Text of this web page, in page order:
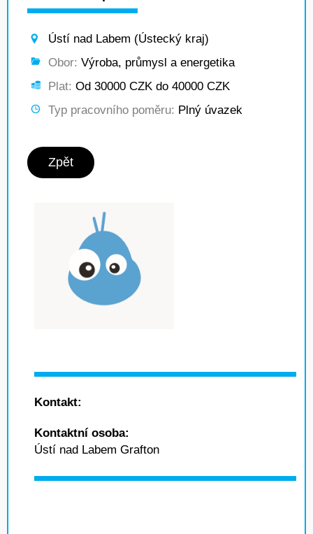
Ústí nad Labem (Ústecký kraj)
Obor: Výroba, průmysl a energetika
Plat: Od 30000 CZK do 40000 CZK
Typ pracovního poměru: Plný úvazek
Zpět
Kontakt:
Kontaktní osoba:
Ústí nad Labem Grafton